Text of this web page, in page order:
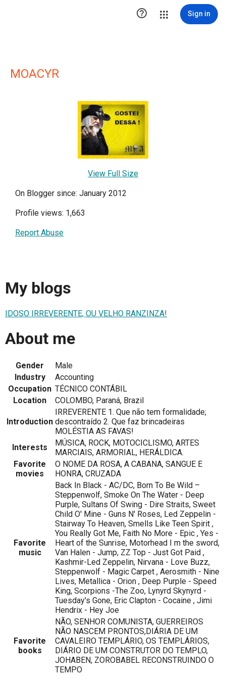
 Sign in
MOACYR
View Full Size
On Blogger since: January 2012
Profile views: 1,663
Report Abuse
My blogs
IDOSO IRREVERENTE, OU VELHO RANZINZA!
About me
Gender
Male
Industry
Accounting
Occupation TÉCNICO CONTÁBIL
Location
COLOMBO, Paraná, Brazil
Introduction
IRREVERENTE 1. Que não tem formalidade;
descontraído 2. Que faz brincadeiras
MOLÉSTIA AS FAVAS!
Interests
MÚSICA, ROCK, MOTOCICLISMO, ARTES
MARCIAIS, ARMORIAL, HERÁLDICA.
Favorite
movies
O NOME DA ROSA, A CABANA, SANGUE E
HONRA, CRUZADA
Favorite
music
Back In Black - AC/DC, Born To Be Wild –
Steppenwolf, Smoke On The Water - Deep
Purple, Sultans Of Swing - Dire Straits, Sweet
Child O' Mine - Guns N' Roses, Led Zeppelin -
Stairway To Heaven, Smells Like Teen Spirit ,
You Really Got Me, Faith No More - Epic , Yes -
Heart of the Sunrise, Motorhead I m the sword,
Van Halen - Jump, ZZ Top - Just Got Paid ,
Kashmir-Led Zeppelin, Nirvana - Love Buzz,
Steppenwolf - Magic Carpet , Aerosmith - Nine
Lives, Metallica - Orion , Deep Purple - Speed
King, Scorpions -The Zoo, Lynyrd Skynyrd -
Tuesday's Gone, Eric Clapton - Cocaine , Jimi
Hendrix - Hey Joe
Favorite
books
NÃO, SENHOR COMUNISTA, GUERREIROS
NÃO NASCEM PRONTOS,DIÁRIA DE UM
CAVALEIRO TEMPLÁRIO, OS TEMPLÁRIOS,
DIÁRIO DE UM CONSTRUTOR DO TEMPLO,
JOHABEN, ZOROBABEL RECONSTRUINDO O
TEMPO